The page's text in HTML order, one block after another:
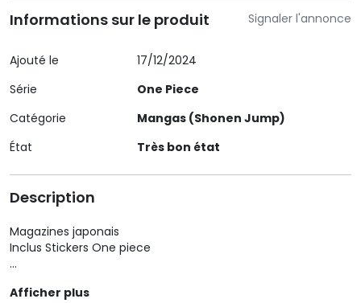
Signaler l'annonce
Informations sur le produit
Ajouté le
17/12/2024
Série
One Piece
Catégorie
Mangas (Shonen Jump)
État
Très bon état
Description
Magazines japonais
Inclus Stickers One piece
Afficher plus